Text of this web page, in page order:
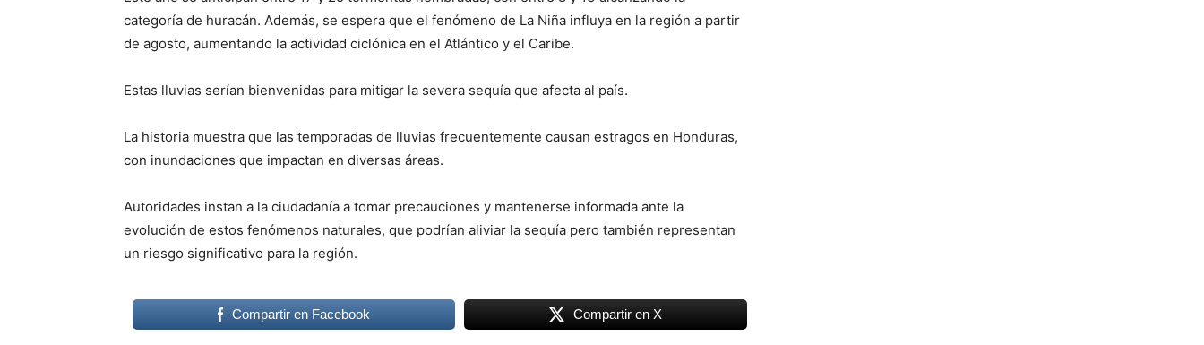
categoría de huracán. Además, se espera que el fenómeno de La Niña influya en la región a partir
de agosto, aumentando la actividad ciclónica en el Atlántico y el Caribe.
Estas lluvias serían bienvenidas para mitigar la severa sequía que afecta al país.
La historia muestra que las temporadas de lluvias frecuentemente causan estragos en Honduras,
con inundaciones que impactan en diversas áreas.
Autoridades instan a la ciudadanía a tomar precauciones y mantenerse informada ante la
evolución de estos fenómenos naturales, que podrían aliviar la sequía pero también representan
un riesgo significativo para la región.
Compartir en Facebook Compartir en X